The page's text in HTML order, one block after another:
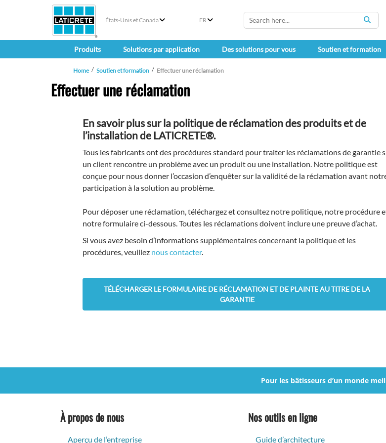
États-Unis et Canada FR
Produits Solutions par application Des solutions pour vous Soutien et formation
Home Soutien et formation Effectuer une réclamation
Effectuer une réclamation
En savoir plus sur la politique de réclamation des produits et de
l’installation de LATICRETE®.
Tous les fabricants ont des procédures standard pour traiter les réclamations de garantie
un client rencontre un problème avec un produit ou une installation. Notre politique est
conçue pour nous donner l’occasion d’enquêter sur la validité de la réclamation avant
participation à la solution au problème.
Pour déposer une réclamation, téléchargez et consultez notre politique, notre procédure
notre formulaire ci-dessous. Toutes les réclamations doivent inclure une preuve d’achat.
Si vous avez besoin d’informations supplémentaires concernant la politique et les
procédures, veuillez nous contacter.
TÉLÉCHARGER LE FORMULAIRE DE RÉCLAMATION ET DE PLAINTE AU TITRE DE LA
GARANTIE
Pour les bâtisseurs d’un monde
À propos de nous
Aperçu de l’entreprise
Nos outils en ligne
Guide d’architecture